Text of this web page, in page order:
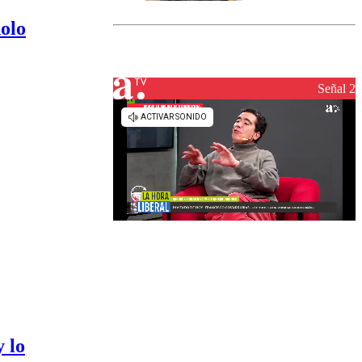
lo
el fin de la
reconstrucciónSeñal 2